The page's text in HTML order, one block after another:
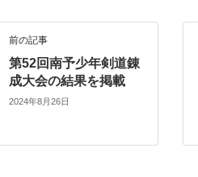
前の記事
第52回南予少年剣道錬
成大会の結果を掲載
2024年8月26日